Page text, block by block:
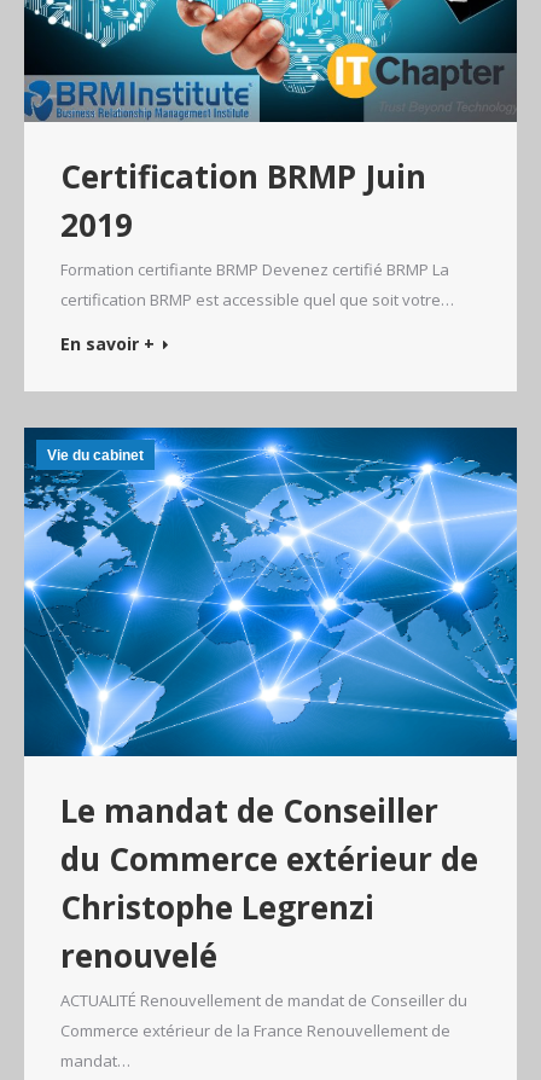
Certification BRMP Juin
2019
Formation certifiante BRMP Devenez certifié BRMP La
certification BRMP est accessible quel que soit votre…
En savoir +
Vie du cabinet
Le mandat de Conseiller
du Commerce extérieur de
Christophe Legrenzi
renouvelé
ACTUALITÉ Renouvellement de mandat de Conseiller du
Commerce extérieur de la France Renouvellement de
mandat…